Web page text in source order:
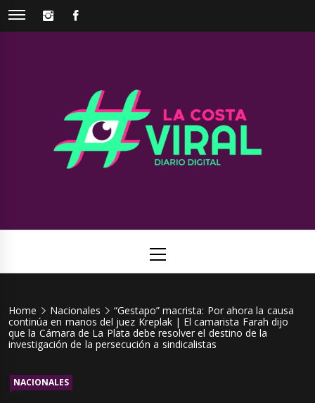
Skip
INSTAGRAM
Viral
Menu
Home Nacionales
“Gestapo” macrista: Por ahora la causa
continúa en manos del juez Kreplak | El camarista Farah dijo
que la Cámara de La Plata debe resolver el destino de la
investigación de la persecución a sindicalistas
NACIONALES